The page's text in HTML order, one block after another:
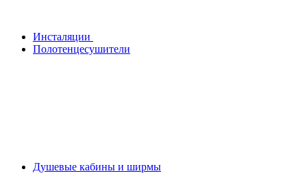
Инсталяции
Полотенцесушители
Душевые кабины и ширмы